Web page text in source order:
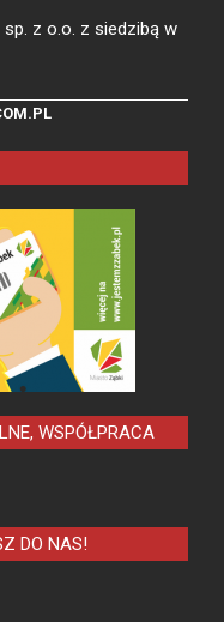
z o.o. z siedzibą w
WSPÓŁPRACA
DO NAS!